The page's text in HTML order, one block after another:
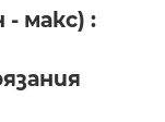
макс) :